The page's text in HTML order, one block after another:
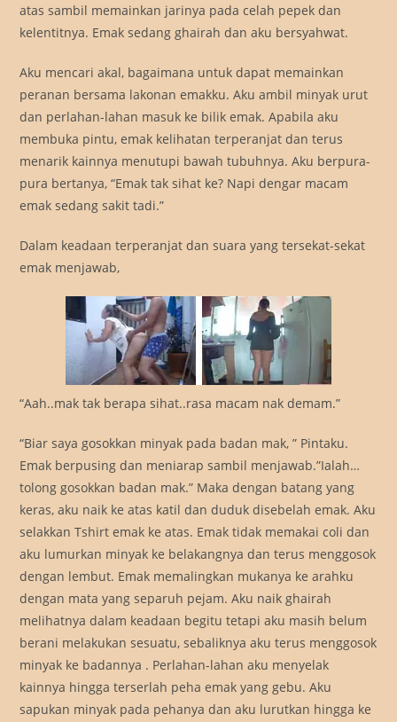
atas sambil memainkan jarinya pada celah pepek dan
kelentitnya. Emak sedang ghairah dan aku bersyahwat.
Aku mencari akal, bagaimana untuk dapat memainkan
peranan bersama lakonan emakku. Aku ambil minyak urut
dan perlahan-lahan masuk ke bilik emak. Apabila aku
membuka pintu, emak kelihatan terperanjat dan terus
menarik kainnya menutupi bawah tubuhnya. Aku berpura-
pura bertanya, “Emak tak sihat ke? Napi dengar macam
emak sedang sakit tadi.”
Dalam keadaan terperanjat dan suara yang tersekat-sekat
emak menjawab,
“Aah..mak tak berapa sihat..rasa macam nak demam.”
“Biar saya gosokkan minyak pada badan mak, ” Pintaku.
Emak berpusing dan meniarap sambil menjawab.”Ialah…
tolong gosokkan badan mak.” Maka dengan batang yang
keras, aku naik ke atas katil dan duduk disebelah emak. Aku
selakkan Tshirt emak ke atas. Emak tidak memakai coli dan
aku lumurkan minyak ke belakangnya dan terus menggosok
dengan lembut. Emak memalingkan mukanya ke arahku
dengan mata yang separuh pejam. Aku naik ghairah
melihatnya dalam keadaan begitu tetapi aku masih belum
berani melakukan sesuatu, sebaliknya aku terus menggosok
minyak ke badannya . Perlahan-lahan aku menyelak
kainnya hingga terserlah peha emak yang gebu. Aku
sapukan minyak pada pehanya dan aku lurutkan hingga ke